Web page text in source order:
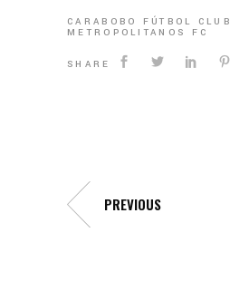
CARABOBO FÚTBOL CLUB
METROPOLITANOS FC
SHARE
PREVIOUS